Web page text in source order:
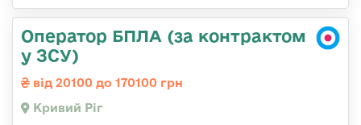
Оператор БПЛА (за контрактом
у ЗСУ)
від 20100 до 170100 грн
Кривий Ріг